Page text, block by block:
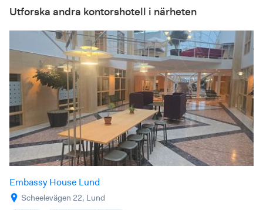
Utforska andra kontorshotell i närheten
Embassy House Lund
Scheelevägen 22, Lund